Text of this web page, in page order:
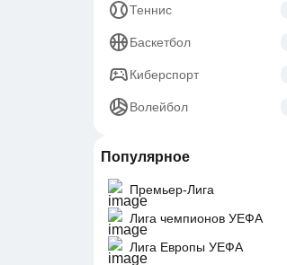
Теннис
Баскетбол
Киберспорт
Волейбол
Популярное
Премьер-Лига
Лига чемпионов УЕФА
Лига Европы УЕФА